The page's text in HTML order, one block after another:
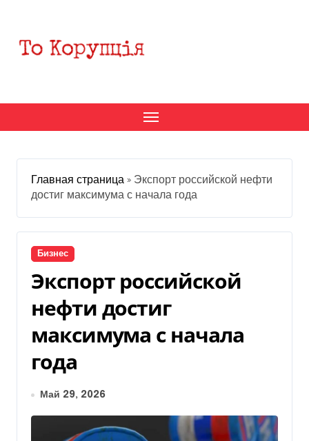
содержанию
Главная страница » Экспорт российской нефти
достиг максимума с начала года
Бизнес
Экспорт российской
нефти достиг
максимума с начала
года
Май 29, 2026